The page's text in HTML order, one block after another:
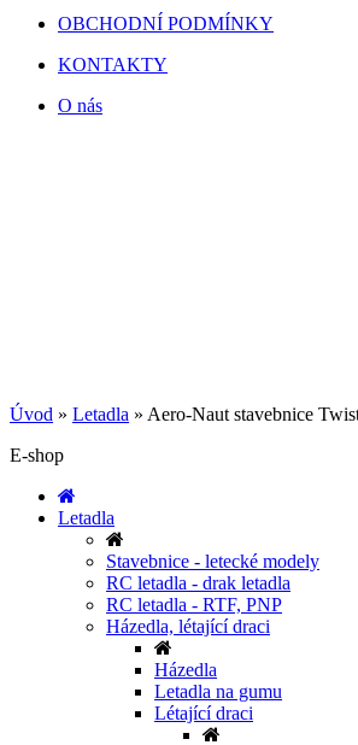
OBCHODNÍ PODMÍNKY
KONTAKTY
O nás
Úvod » Letadla » Aero-Naut stavebnice
E-shop
Letadla
Stavebnice - letecké modely
RC letadla - drak letadla
RC letadla - RTF, PNP
Házedla, létající draci
Házedla
Letadla na gumu
Létající draci